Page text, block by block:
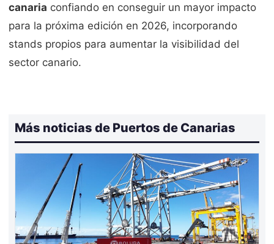
canaria confiando en conseguir un mayor impacto
para la próxima edición en 2026, incorporando
stands propios para aumentar la visibilidad del
sector canario.
Más noticias de Puertos de Canarias